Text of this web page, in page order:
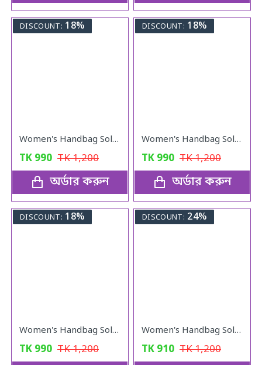
DISCOUNT: 18%
Women's Handbag Solid ( blue colour )
TK 990 TK1,200
অর্ডার করুন
DISCOUNT: 18%
Women's Handbag Solid ( black colour )
TK 990 TK1,200
অর্ডার করুন
DISCOUNT: 18%
Women's Handbag Solid ( Red colour )
TK 990 TK1,200
DISCOUNT: 24%
Women's Handbag Solid ( pink colour )
TK 910 TK1,200